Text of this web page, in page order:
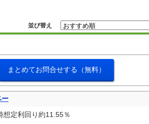
並び替え
まとめてお問合せする（無料）
ー
定利回り約11.55％